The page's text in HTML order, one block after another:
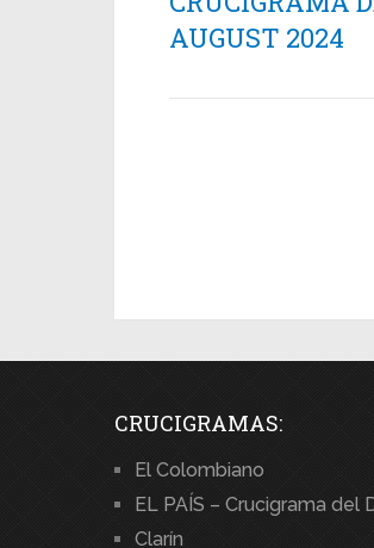
AUGUST 2024
CRUCIGRAMAS:
El Colombiano
EL PAÍS – Crucigrama del
Clarín